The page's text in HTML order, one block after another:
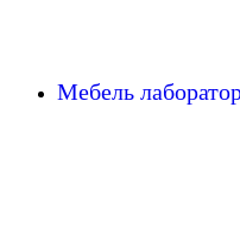
Мебель